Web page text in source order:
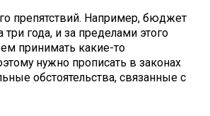
препятствий. Например, бюджет
года, и за пределами этого
принимать какие-то
нужно прописать в законах
обстоятельства, связанные с